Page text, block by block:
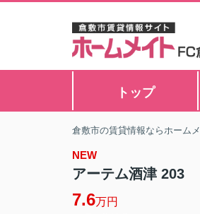
トップ
倉敷市の賃貸情報ならホーム
NEW
アーテム酒津 203
7.6万円